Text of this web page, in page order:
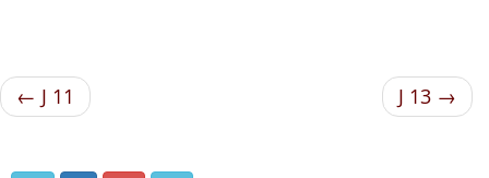
← J 11 J 13 →